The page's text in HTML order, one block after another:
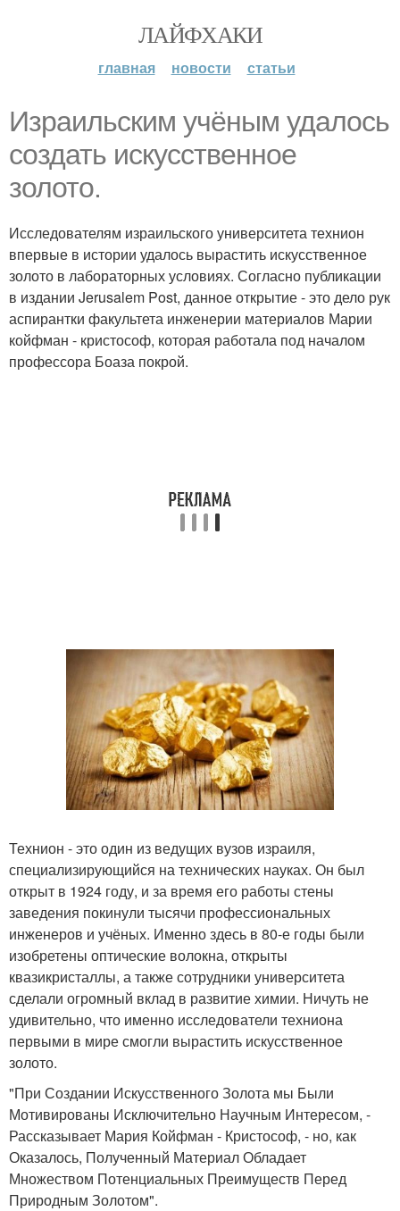
ЛАЙФХАКИ
главная новости статьи
Израильским учёным удалось
создать искусственное
золото.
Исследователям израильского университета технион
впервые в истории удалось вырастить искусственное
золото в лабораторных условиях. Согласно публикации
в издании Jerusalem Post, данное открытие - это дело рук
аспирантки факультета инженерии материалов Марии
койфман - кристософ, которая работала под началом
профессора Боаза покрой.
Технион - это один из ведущих вузов израиля,
специализирующийся на технических науках. Он был
открыт в 1924 году, и за время его работы стены
заведения покинули тысячи профессиональных
инженеров и учёных. Именно здесь в 80-е годы были
изобретены оптические волокна, открыты
квазикристаллы, а также сотрудники университета
сделали огромный вклад в развитие химии. Ничуть не
удивительно, что именно исследователи техниона
первыми в мире смогли вырастить искусственное
золото.
"При Создании Искусственного Золота мы Были
Мотивированы Исключительно Научным Интересом, -
Рассказывает Мария Койфман - Кристософ, - но, как
Оказалось, Полученный Материал Обладает
Множеством Потенциальных Преимуществ Перед
Природным Золотом".